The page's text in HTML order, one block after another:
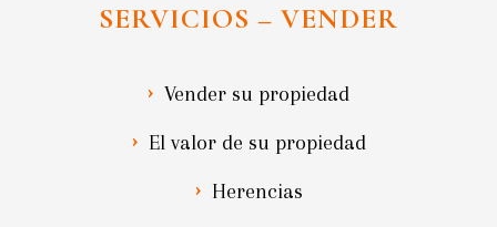
SERVICIOS – VENDER
Vender su propiedad
El valor de su propiedad
Herencias